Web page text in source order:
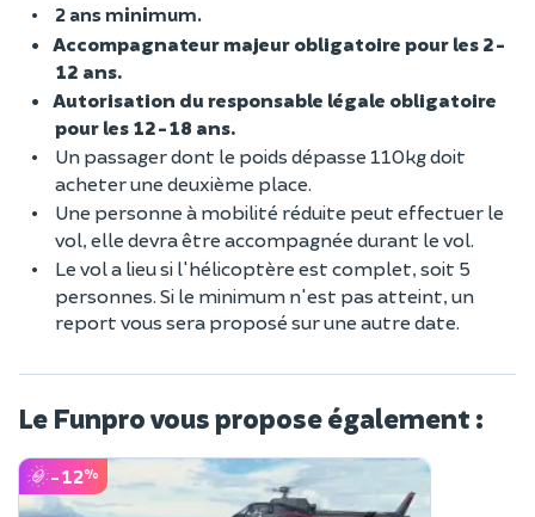
2 ans minimum.
Accompagnateur majeur obligatoire pour les 2-
12 ans.
Autorisation du responsable légale obligatoire
pour les 12-18 ans.
Un passager dont le poids dépasse 110kg doit
acheter une deuxième place.
Une personne à mobilité réduite peut effectuer le
vol, elle devra être accompagnée durant le vol.
Le vol a lieu si l'hélicoptère est complet, soit 5
personnes. Si le minimum n'est pas atteint, un
report vous sera proposé sur une autre date.
Le Funpro vous propose également :
-12%